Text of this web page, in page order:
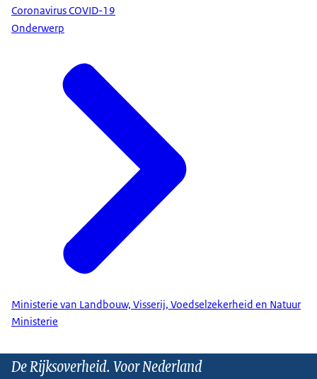
Coronavirus COVID-19
Onderwerp
Ministerie van Landbouw, Visserij, Voedselzekerheid en Natuur
Ministerie
De Rijksoverheid. Voor Nederland